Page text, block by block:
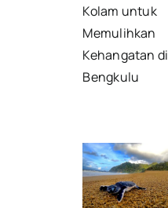
Kolam untuk
Memulihkan
Kehangatan di
Bengkulu